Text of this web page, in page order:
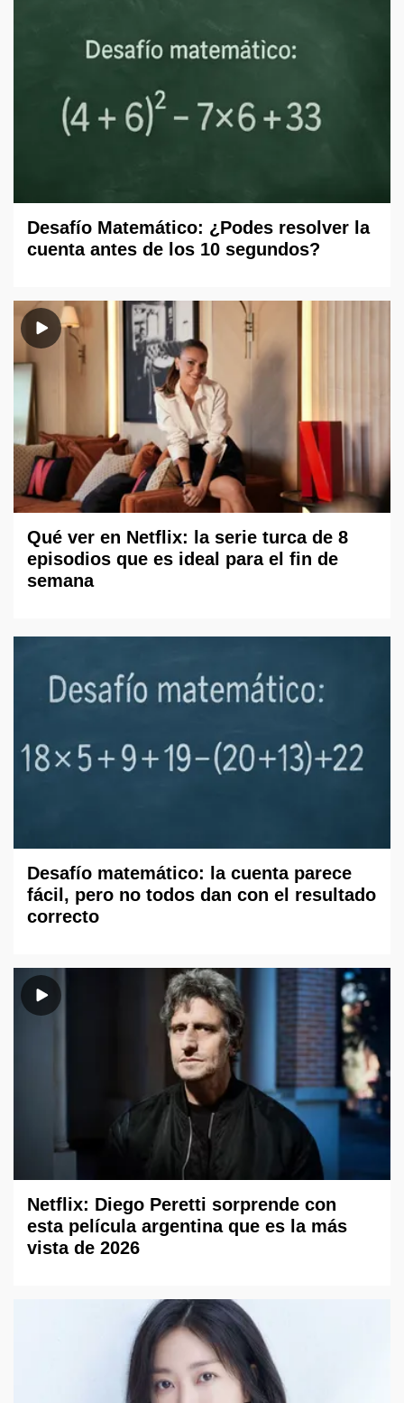
Desafío Matemático: ¿Podes resolver la
cuenta antes de los 10 segundos?
Qué ver en Netflix: la serie turca de 8
episodios que es ideal para el fin de
semana
Desafío matemático: la cuenta parece
fácil, pero no todos dan con el resultado
correcto
Netflix: Diego Peretti sorprende con
esta película argentina que es la más
vista de 2026